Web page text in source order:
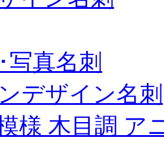
写真名刺
デザイン名刺
様 木目調 ア